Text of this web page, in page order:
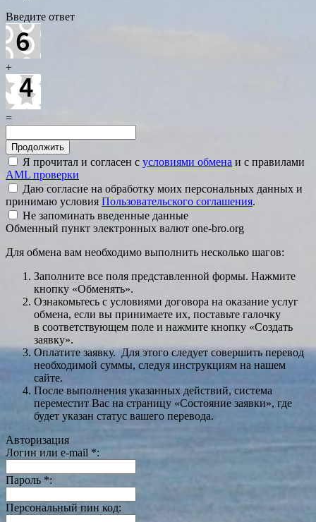
Введите ответ
+
=
Я прочитал и согласен с условиями обмена и с правилами
AML проверки
Даю согласие на обработку моих персональных данных и
принимаю условия Пользовательского соглашения.
Не запоминать введенные данные
Обменный пункт электронных валют one-bro.org
Для обмена вам необходимо выполнить несколько шагов:
Заполните все поля представленной формы. Нажмите
кнопку «Обменять».
Ознакомьтесь с условиями договора на оказание услуг
обмена, если вы принимаете их, поставьте галочку
в соответствующем поле и нажмите кнопку «Создать
заявку».
Оплатите заявку. Для этого следует совершить перевод
необходимой суммы, следуя инструкциям на нашем
сайте.
После выполнения указанных действий, система
переместит Вас на страницу «Состояние заявки», где
будет указан статус вашего перевода.
Авторизация
Логин или e-mail *:
Пароль *:
Персональный пин код: